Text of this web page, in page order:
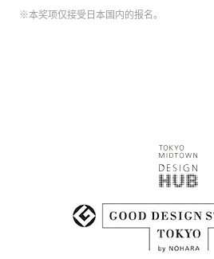
※本奖项仅接受日本国内的报名。